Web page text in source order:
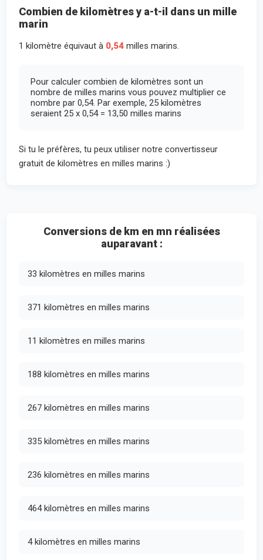
Combien de kilomètres y a-t-il dans un mille
marin
1 kilomètre équivaut à 0,54 milles marins.
Pour calculer combien de kilomètres sont un
nombre de milles marins vous pouvez multiplier ce
nombre par 0,54. Par exemple, 25 kilomètres
seraient 25 x 0,54 = 13,50 milles marins
Si tu le préfères, tu peux utiliser notre convertisseur
gratuit de kilomètres en milles marins :)
Conversions de km en mn réalisées
auparavant :
33 kilomètres en milles marins
371 kilomètres en milles marins
11 kilomètres en milles marins
188 kilomètres en milles marins
267 kilomètres en milles marins
335 kilomètres en milles marins
236 kilomètres en milles marins
464 kilomètres en milles marins
4 kilomètres en milles marins